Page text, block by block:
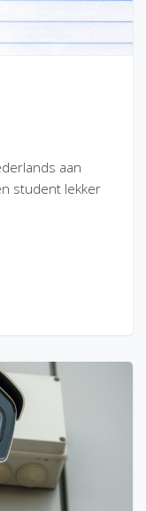
aan
student lekker